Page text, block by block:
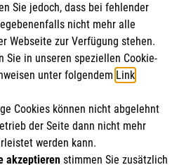
Hilfsdienst e.V.
Sie jedoch, dass bei fehlender
nicht mehr alle
Webseite zur Verfügung stehen.
Sie in unseren speziellen Cookie-
unter folgendem Link.
Cookies können nicht abgelehnt
der Seite dann nicht mehr
werden kann.
akzeptierenstimmen Sie zusätzlich